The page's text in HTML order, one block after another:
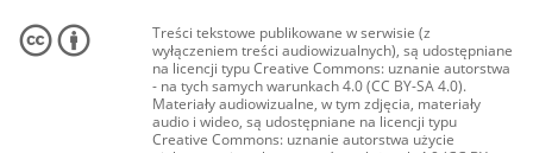
Treści tekstowe publikowane w serwisie (z
wyłączeniem treści audiowizualnych), są udostępniane
na licencji typu Creative Commons: uznanie autorstwa
- na tych samych warunkach 4.0 (CC BY-SA 4.0).
Materiały audiowizualne, w tym zdjęcia, materiały
audio i wideo, są udostępniane na licencji typu
Creative Commons: uznanie autorstwa użycie